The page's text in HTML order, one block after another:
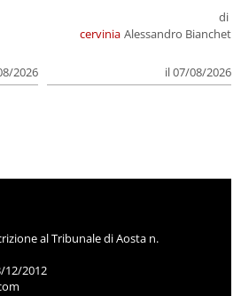
2026
cervinia
di
Alessandro Bianchet
il 07/08/2026
al Tribunale di Aosta n.
12/2012